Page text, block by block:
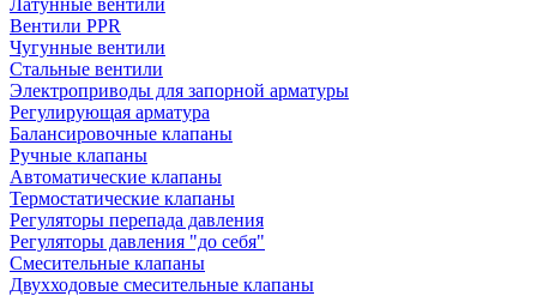
Латунные вентили
Вентили PPR
Чугунные вентили
Стальные вентили
Электроприводы для запорной арматуры
Регулирующая арматура
Балансировочные клапаны
Ручные клапаны
Автоматические клапаны
Термостатические клапаны
Регуляторы перепада давления
Регуляторы давления "до себя"
Смесительные клапаны
Двухходовые смесительные клапаны